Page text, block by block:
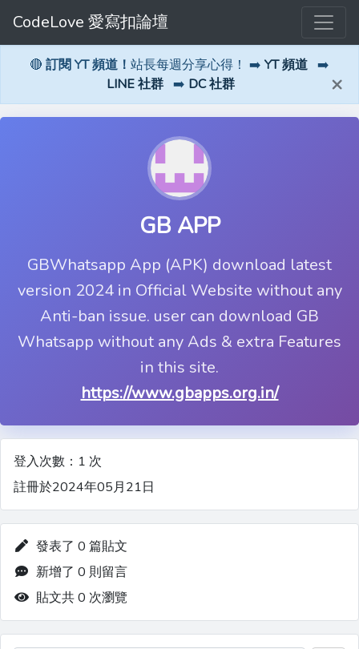
CodeLove 愛寫扣論壇
🔴 訂閱 YT 頻道！ 站長每週分享心得！ ➡️ YT 頻道 ➡️
LINE 社群 ➡️ DC 社群 ×
GB APP
GBWhatsapp App (APK) download latest
version 2024 in Official Website without any
Anti-ban issue. user can download GB
Whatsapp without any Ads & extra Features
in this site.
https://www.gbapps.org.in/
登入次數：1 次
註冊於2024年05月21日
發表了 0 篇貼文
新增了 0 則留言
貼文共 0 次瀏覽